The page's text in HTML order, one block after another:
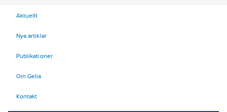
Aktuellt
Nya artiklar
Publikationer
Om Gelia
Kontakt